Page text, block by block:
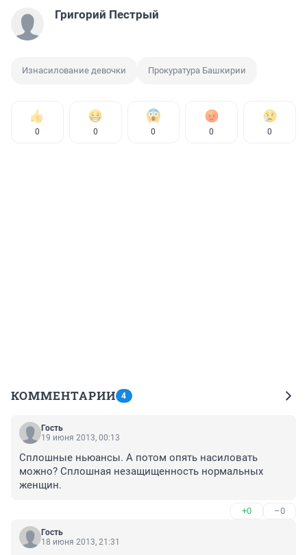
Григорий Пестрый
Изнасилование девочки Прокуратура Башкирии
0 0 0 0 0
КОММЕНТАРИИ 4
Гость
19 июня 2013, 00:13
Сплошные ньюансы. А потом опять насиловать
можно? Сплошная незащищенность нормальных
женщин.
+0 –0
Гость
18 июня 2013, 21:31